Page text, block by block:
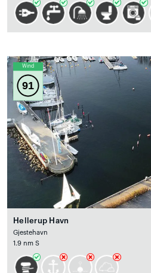
Wind
91
Hellerup Havn
Gjestehavn
1.9 nm S